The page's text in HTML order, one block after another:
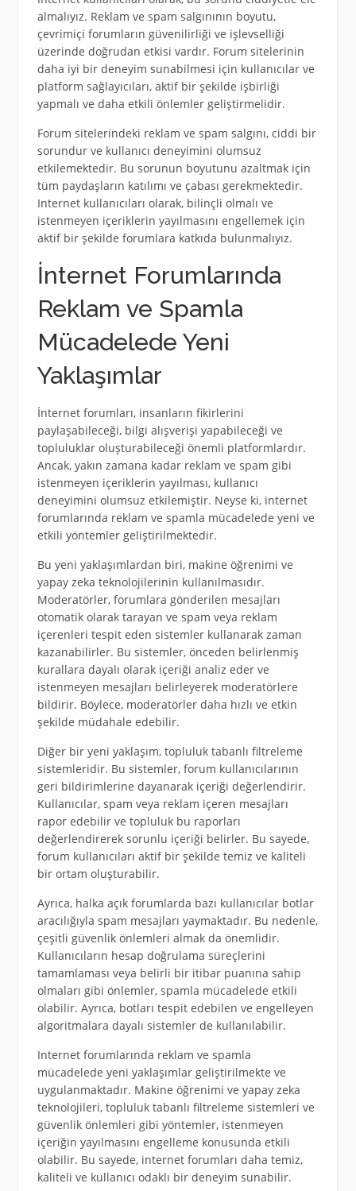
almalıyız. Reklam ve spam salgınının boyutu,
çevrimiçi forumların güvenilirliği ve işlevselliği
üzerinde doğrudan etkisi vardır. Forum sitelerinin
daha iyi bir deneyim sunabilmesi için kullanıcılar ve
platform sağlayıcıları, aktif bir şekilde işbirliği
yapmalı ve daha etkili önlemler geliştirmelidir.
Forum sitelerindeki reklam ve spam salgını, ciddi bir
sorundur ve kullanıcı deneyimini olumsuz
etkilemektedir. Bu sorunun boyutunu azaltmak için
tüm paydaşların katılımı ve çabası gerekmektedir.
Internet kullanıcıları olarak, bilinçli olmalı ve
istenmeyen içeriklerin yayılmasını engellemek için
aktif bir şekilde forumlara katkıda bulunmalıyız.
İnternet Forumlarında
Reklam ve Spamla
Mücadelede Yeni
Yaklaşımlar
İnternet forumları, insanların fikirlerini
paylaşabileceği, bilgi alışverişi yapabileceği ve
topluluklar oluşturabileceği önemli platformlardır.
Ancak, yakın zamana kadar reklam ve spam gibi
istenmeyen içeriklerin yayılması, kullanıcı
deneyimini olumsuz etkilemiştir. Neyse ki, internet
forumlarında reklam ve spamla mücadelede yeni ve
etkili yöntemler geliştirilmektedir.
Bu yeni yaklaşımlardan biri, makine öğrenimi ve
yapay zeka teknolojilerinin kullanılmasıdır.
Moderatörler, forumlara gönderilen mesajları
otomatik olarak tarayan ve spam veya reklam
içerenleri tespit eden sistemler kullanarak zaman
kazanabilirler. Bu sistemler, önceden belirlenmiş
kurallara dayalı olarak içeriği analiz eder ve
istenmeyen mesajları belirleyerek moderatörlere
bildirir. Böylece, moderatörler daha hızlı ve etkin
şekilde müdahale edebilir.
Diğer bir yeni yaklaşım, topluluk tabanlı filtreleme
sistemleridir. Bu sistemler, forum kullanıcılarının
geri bildirimlerine dayanarak içeriği değerlendirir.
Kullanıcılar, spam veya reklam içeren mesajları
rapor edebilir ve topluluk bu raporları
değerlendirerek sorunlu içeriği belirler. Bu sayede,
forum kullanıcıları aktif bir şekilde temiz ve kaliteli
bir ortam oluşturabilir.
Ayrıca, halka açık forumlarda bazı kullanıcılar botlar
aracılığıyla spam mesajları yaymaktadır. Bu nedenle,
çeşitli güvenlik önlemleri almak da önemlidir.
Kullanıcıların hesap doğrulama süreçlerini
tamamlaması veya belirli bir itibar puanına sahip
olmaları gibi önlemler, spamla mücadelede etkili
olabilir. Ayrıca, botları tespit edebilen ve engelleyen
algoritmalara dayalı sistemler de kullanılabilir.
Internet forumlarında reklam ve spamla
mücadelede yeni yaklaşımlar geliştirilmekte ve
uygulanmaktadır. Makine öğrenimi ve yapay zeka
teknolojileri, topluluk tabanlı filtreleme sistemleri ve
güvenlik önlemleri gibi yöntemler, istenmeyen
içeriğin yayılmasını engelleme konusunda etkili
olabilir. Bu sayede, internet forumları daha temiz,
kaliteli ve kullanıcı odaklı bir deneyim sunabilir.